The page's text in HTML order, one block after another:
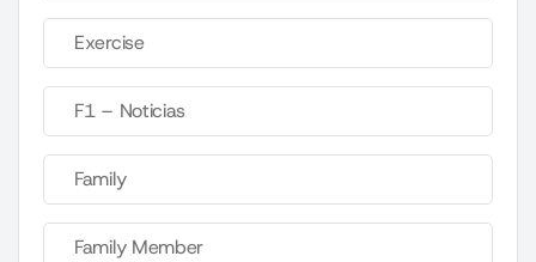
Exercise
F1 – Noticias
Family
Family Member